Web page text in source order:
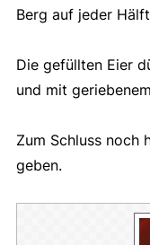
Berg auf jeder
Die gefüllten Eier
und mit
Zum Schluss noch
geben.